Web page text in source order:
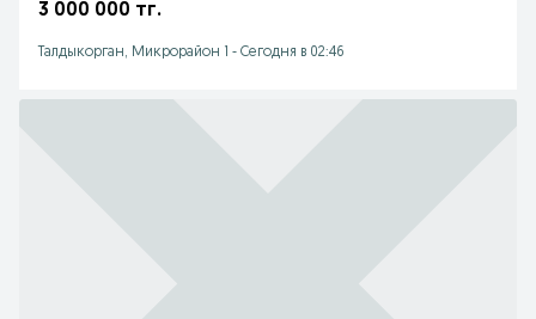
3 000 000 тг.
Талдыкорган, Микрорайон 1 - Сегодня в 02:46